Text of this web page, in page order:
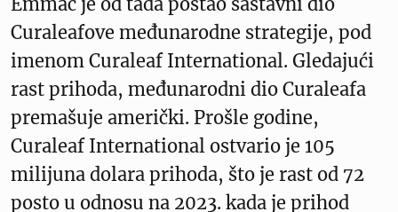
Curaleafove međunarodne strategije, pod
imenom Curaleaf International. Gledajući
rast prihoda, međunarodni dio Curaleafa
premašuje američki. Prošle godine,
Curaleaf International ostvario je 105
milijuna dolara prihoda, što je rast od 72
posto u odnosu na 2023. kada je prihod